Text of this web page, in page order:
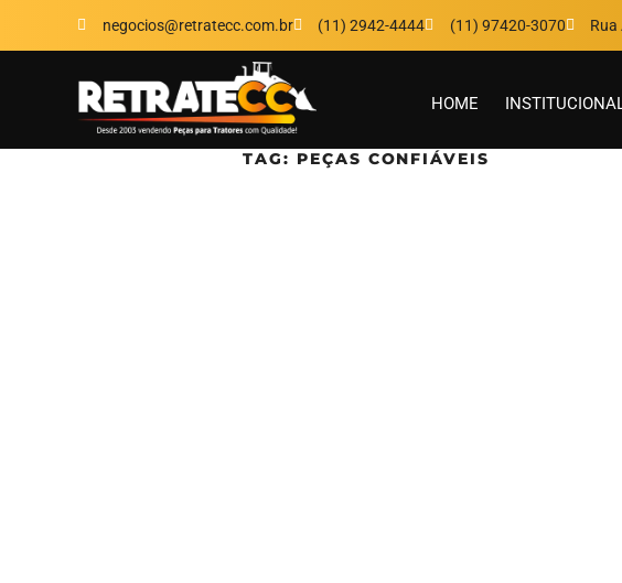
negocios@retratecc.com.br (11) 2942-4444 (11) 97420-3070 Rua
HOME
TAG: PEÇAS CONFIÁVEIS